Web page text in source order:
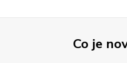
Co je